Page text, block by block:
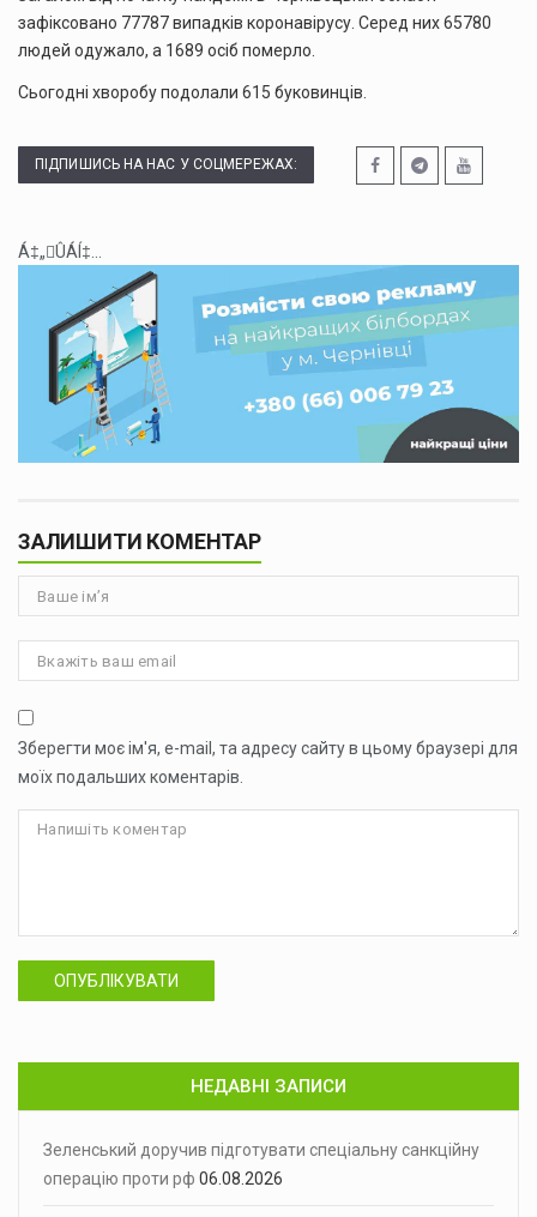
зафіксовано 77787 випадків коронавірусу. Серед них 65780
людей одужало, а 1689 осіб померло.
Сьогодні хворобу подолали 615 буковинців.
ПІДПИШИСЬ НА НАС У СОЦМЕРЕЖАХ:
Á‡„ÛÁÍ‡...
ЗАЛИШИТИ КОМЕНТАР
Зберегти моє ім'я, e-mail, та адресу сайту в цьому браузері для
моїх подальших коментарів.
ОПУБЛІКУВАТИ
НЕДАВНІ ЗАПИСИ
Зеленський доручив підготувати спеціальну санкційну
операцію проти рф 06.08.2026